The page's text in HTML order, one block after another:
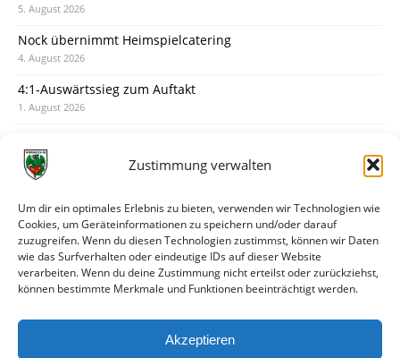
Zustimmung verwalten
Um dir ein optimales Erlebnis zu bieten, verwenden wir Technologien wie
Cookies, um Geräteinformationen zu speichern und/oder darauf
zuzugreifen. Wenn du diesen Technologien zustimmst, können wir Daten
wie das Surfverhalten oder eindeutige IDs auf dieser Website
verarbeiten. Wenn du deine Zustimmung nicht erteilst oder zurückziehst,
können bestimmte Merkmale und Funktionen beeinträchtigt werden.
Akzeptieren
5. August 2026
Nock übernimmt Heimspielcatering
4. August 2026
4:1-Auswärtssieg zum Auftakt
1. August 2026
31. Juli 2026
30. Juli 2026
Deine Spielminute: 89+1
28. Juli 2026
Neuer Rückensponsor
Neue Podcast-Folge: So tickt Björn!
27. Juli 2026